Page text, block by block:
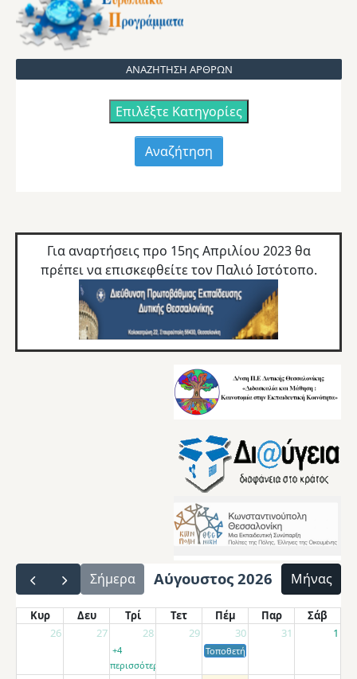
ΑΝΑΖΗΤΗΣΗ ΑΡΘΡΩΝ
Επιλέξτε Κατηγορίες
Για αναρτήσεις προ 15ης Απριλίου 2023 θα
πρέπει να επισκεφθείτε τον Παλιό Ιστότοπο.
Σήμερα Αύγουστος 2026 Μήνας
Κυρ Δευ Τρί Τετ Πέμ Παρ
Σάβ
26
27 28 29 30 31 1
+4
περισσότερα
Τοποθετήσεις αποσπασμένων